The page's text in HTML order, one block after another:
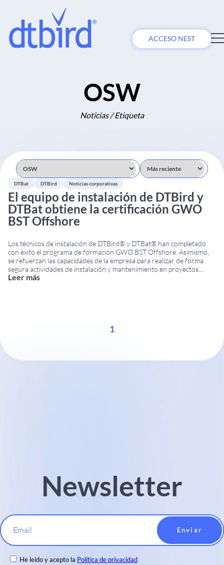
ACCESO NEST
OSW
Noticias / Etiqueta
DTBat DTBird Noticias corporativas
El equipo de instalación de DTBird y
DTBat obtiene la certificación GWO
BST Offshore
Los técnicos de instalación de DTBird® y DTBat® han completado
con éxito el programa de formación GWO BST Offshore. Asimismo,
se refuerzan las capacidades de la empresa para realizar de forma
segura actividades de instalación y mantenimiento en proyectos
eólicos marinos. La certificación ha sido obtenida a través de la Global
Leer más
1
Newsletter
Email
He leído y acepto la Política de privacidad